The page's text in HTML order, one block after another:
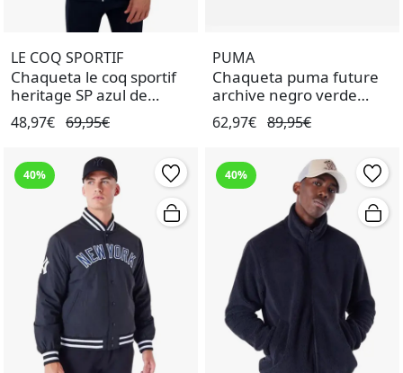
LE COQ SPORTIF
Chaqueta le coq sportif
heritage SP azul de
hombre.
48,97€ 69,95€
PUMA
Chaqueta puma future
archive negro verde
unisex.
62,97€ 89,95€
40% 40%